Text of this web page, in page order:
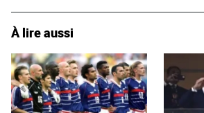
À lire aussi